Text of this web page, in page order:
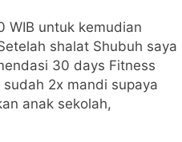
WIB untuk kemudian
shalat Shubuh saya
30 days Fitness
2x mandi supaya
anak sekolah,